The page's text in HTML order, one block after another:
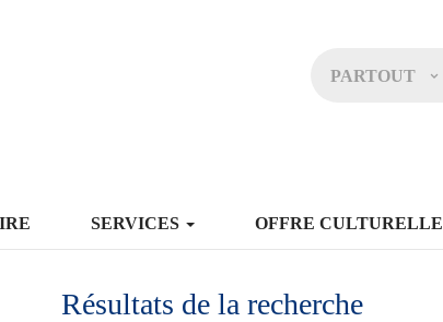
PARTOUT
SERVICES OFFRE CULTURELLE
Résultats de la recherche